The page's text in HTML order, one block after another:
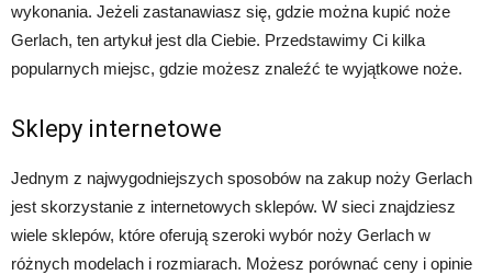
wykonania. Jeżeli zastanawiasz się, gdzie można kupić noże
Gerlach, ten artykuł jest dla Ciebie. Przedstawimy Ci kilka
popularnych miejsc, gdzie możesz znaleźć te wyjątkowe noże.
Sklepy internetowe
Jednym z najwygodniejszych sposobów na zakup noży Gerlach
jest skorzystanie z internetowych sklepów. W sieci znajdziesz
wiele sklepów, które oferują szeroki wybór noży Gerlach w
różnych modelach i rozmiarach. Możesz porównać ceny i opinie